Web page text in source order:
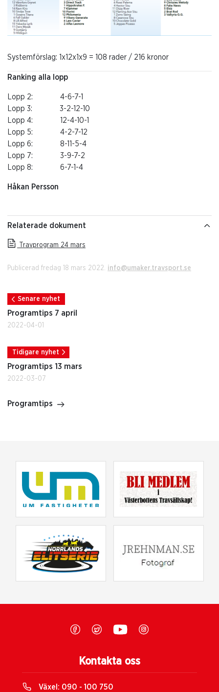
Systemförslag: 1x12x1x9 = 108 rader / 216 kronor
Ranking alla lopp
Lopp 2: 4-6-7-1
Lopp 3: 3-2-12-10
Lopp 4: 12-4-10-1
Lopp 5: 4-2-7-12
Lopp 6: 8-11-5-4
Lopp 7: 3-9-7-2
Lopp 8: 6-7-1-4
Håkan Persson
Relaterade dokument
Travprogram 24 mars
Publicerad fredag 18 mars 2022. info@umaker.travsport.se
Senare nyhet
Programtips 7 april
2022-04-01
Tidigare nyhet
Programtips 13 mars
2022-03-07
Programtips
Kontakta oss
Växel: 090 - 100 750